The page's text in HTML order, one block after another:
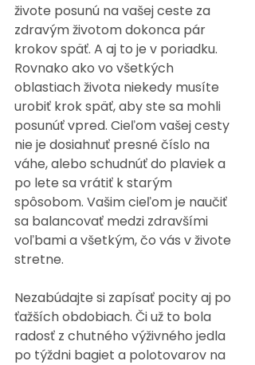
živote posunú na vašej ceste za
zdravým životom dokonca pár
krokov späť. A aj to je v poriadku.
Rovnako ako vo všetkých
oblastiach života niekedy musíte
urobiť krok späť, aby ste sa mohli
posunúť vpred. Cieľom vašej cesty
nie je dosiahnuť presné číslo na
váhe, alebo schudnúť do plaviek a
po lete sa vrátiť k starým
spôsobom. Vašim cieľom je naučiť
sa balancovať medzi zdravšími
voľbami a všetkým, čo vás v živote
stretne.
Nezabúdajte si zapísať pocity aj po
ťažších obdobiach. Či už to bola
radosť z chutného výživného jedla
po týždni bagiet a polotovarov na